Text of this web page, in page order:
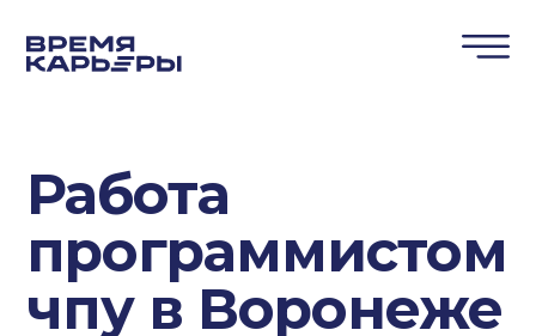
Работа
программистом
чпу в Воронеже